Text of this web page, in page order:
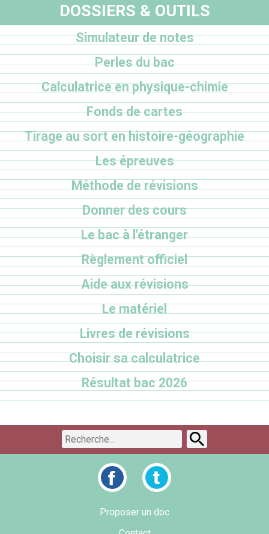
DOSSIERS & OUTILS
Simulateur de notes
Perles du bac
Calculatrice en physique-chimie
Fonds de cartes
Tirage au sort en histoire-géographie
Les épreuves
Méthode de révisions
Donner des cours
Le bac à l'étranger
Règlement officiel
Aide aux révisions
Le matériel
Livres de révisions
Choisir sa calculatrice
Résultat bac 2026
Proposer un doc